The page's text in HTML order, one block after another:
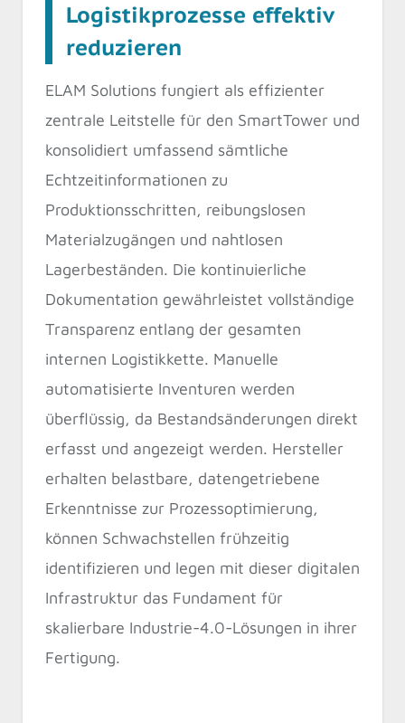
Logistikprozesse effektiv
reduzieren
ELAM Solutions fungiert als effizienter
zentrale Leitstelle für den SmartTower und
konsolidiert umfassend sämtliche
Echtzeitinformationen zu
Produktionsschritten, reibungslosen
Materialzugängen und nahtlosen
Lagerbeständen. Die kontinuierliche
Dokumentation gewährleistet vollständige
Transparenz entlang der gesamten
internen Logistikkette. Manuelle
automatisierte Inventuren werden
überflüssig, da Bestandsänderungen direkt
erfasst und angezeigt werden. Hersteller
erhalten belastbare, datengetriebene
Erkenntnisse zur Prozessoptimierung,
können Schwachstellen frühzeitig
identifizieren und legen mit dieser digitalen
Infrastruktur das Fundament für
skalierbare Industrie-4.0-Lösungen in ihrer
Fertigung.